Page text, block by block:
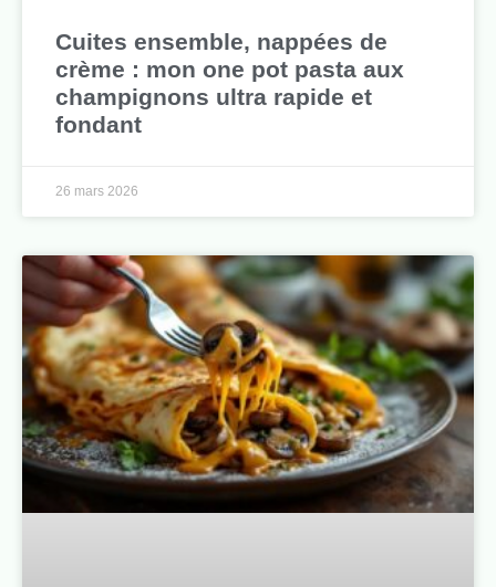
Cuites ensemble, nappées de
crème : mon one pot pasta aux
champignons ultra rapide et
fondant
26 mars 2026